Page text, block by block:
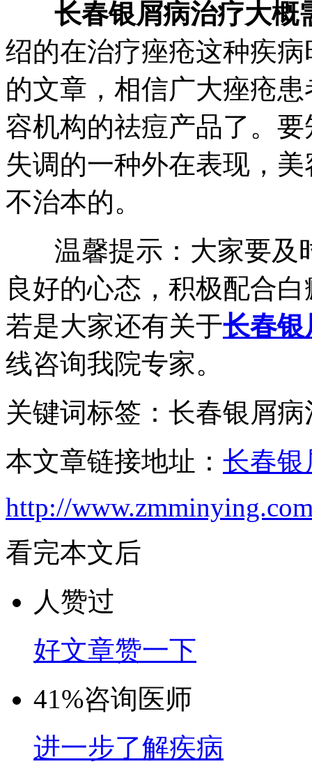
长春银屑病治疗大概
绍的在治疗痤疮这种疾
的文章，相信广大痤疮
容机构的祛痘产品了。
失调的一种外在表现，
不治本的。
温馨提示：大家要及
良好的心态，积极配合
若是大家还有关于长春银
线咨询我院专家。
关键词标签：长春银屑
本文章链接地址： 长春银
http://
看完本文后
人赞过
好文章赞一下
41%咨询医师
进一步了解疾病